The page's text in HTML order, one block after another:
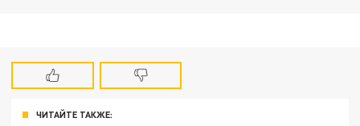
ЧИТАЙТЕ ТАКЖЕ: